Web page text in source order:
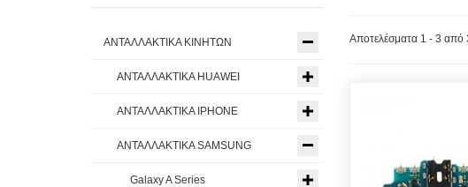
Αποτελέσματα 1 - 3 από
ΑΝΤΑΛΛΑΚΤΙΚΑ ΚΙΝΗΤΩΝ
ΑΝΤΑΛΛΑΚΤΙΚΑ HUAWEI
ΑΝΤΑΛΛΑΚΤΙΚΑ IPHONE
ΑΝΤΑΛΛΑΚΤΙΚΑ SAMSUNG
Galaxy A Series